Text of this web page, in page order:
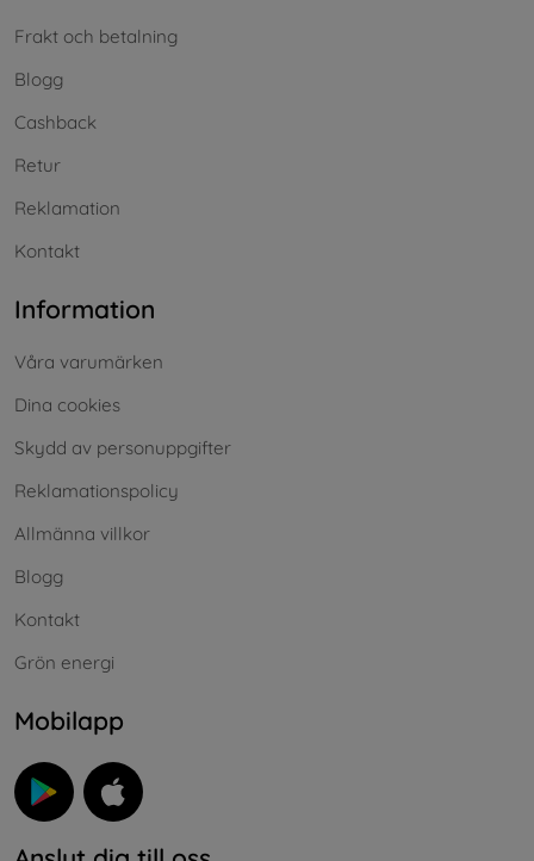
Frakt och betalning
Blogg
Cashback
Retur
Reklamation
Kontakt
Information
Våra varumärken
Dina cookies
Skydd av personuppgifter
Reklamationspolicy
Allmänna villkor
Blogg
Kontakt
Grön energi
Mobilapp